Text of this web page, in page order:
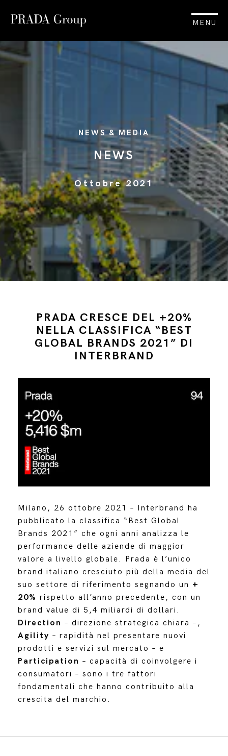
MENU
NEWS & MEDIA
NEWS
Ottobre 2021
PRADA CRESCE DEL +20%
NELLA CLASSIFICA “BEST
GLOBAL BRANDS 2021” DI
INTERBRAND
Milano, 26 ottobre 2021 – Interbrand ha
pubblicato la classifica “Best Global
Brands 2021” che ogni anni analizza le
performance delle aziende di maggior
valore a livello globale. Prada è l’unico
brand italiano cresciuto più della media del
suo settore di riferimento segnando un +
20% rispetto all’anno precedente, con un
brand value di 5,4 miliardi di dollari.
Direction – direzione strategica chiara –,
Agility – rapidità nel presentare nuovi
prodotti e servizi sul mercato – e
Participation – capacità di coinvolgere i
consumatori – sono i tre fattori
fondamentali che hanno contribuito alla
crescita del marchio.